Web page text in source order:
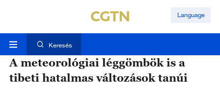
Language
Keresés
A meteorológiai léggömbök is a
tibeti hatalmas változások tanúi